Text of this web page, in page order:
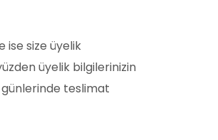
ise size üyelik
üyelik bilgilerinizin
teslimat